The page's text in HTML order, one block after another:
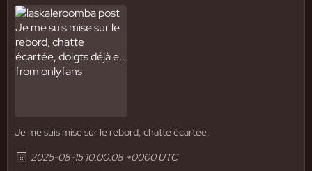
Je me suis mise sur le rebord, chatte écartée,
2025-08-15 10:00:08 +0000 UTC